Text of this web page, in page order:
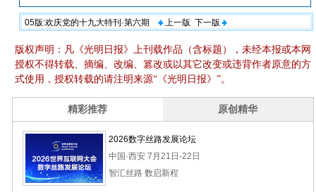
05版:欢庆党的十九大特刊·第六期 上一版 下一版
版权声明：凡《光明日报》上刊载作品（含标题），未经本报或本网
授权不得转载、摘编、改编、篡改或以其它改变或违背作者原意的方
式使用，授权转载的请注明来源“《光明日报》”。